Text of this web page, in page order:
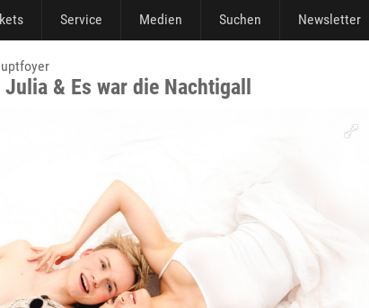
Service Medien Suchen Newsletter
& Es war die Nachtigall